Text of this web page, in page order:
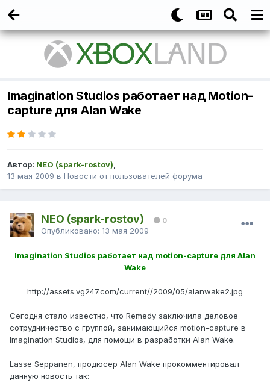
Imagination Studios работает над Motion-
capture для Alan Wake
Автор: NEO (spark-rostov),
13 мая 2009 в Новости от пользователей форума
NEO (spark-rostov) 0
Опубликовано: 13 мая 2009
Imagination Studios работает над motion-capture для Alan
Wake
http://assets.vg247.com/current//2009/05/alanwake2.jpg
Сегодня стало известно, что Remedy заключила деловое
сотрудничество с группой, занимающийся motion-capture в
Imagination Studios, для помощи в разработки Alan Wake.
Lasse Seppanen, продюсер Alan Wake прокомментировал
данную новость так: